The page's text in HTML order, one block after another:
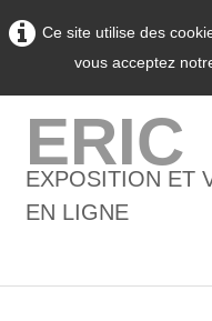
Ce site utilise des
vous acceptez
ERIC
EXPOSITION ET
EN LIGNE